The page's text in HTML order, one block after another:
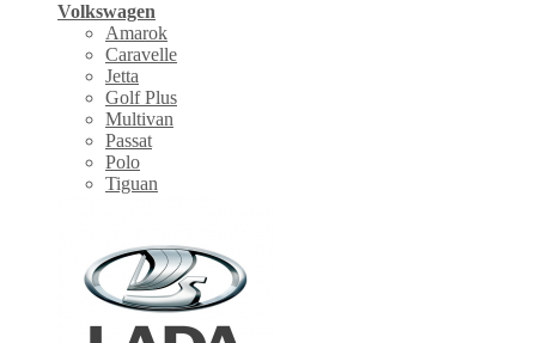
Volkswagen
Amarok
Caravelle
Jetta
Golf Plus
Multivan
Passat
Polo
Tiguan